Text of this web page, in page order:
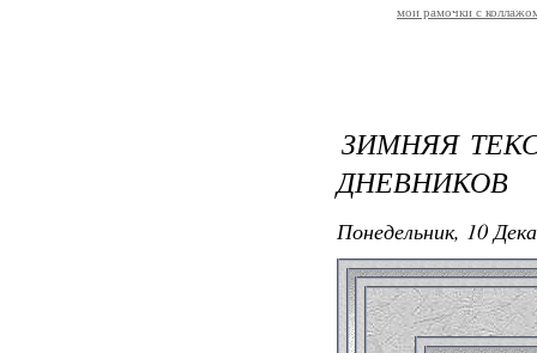
мои рамочки с
ЗИМНЯЯ
ДНЕВНИКОВ
Понедельник, 10